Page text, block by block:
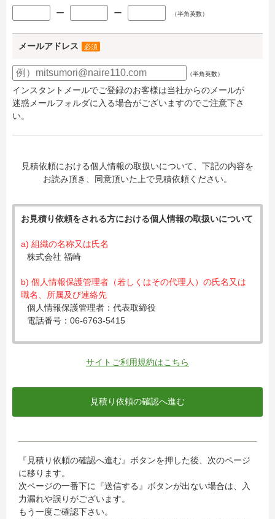
ー ー （半角英数）
メールアドレス 必須
（半角英数）
インスタントメールでご登録のお客様は当社からのメールが
迷惑メールフォルダに入る場合がございますのでご注意下さ
い。
見積依頼における個人情報の取扱いについて、下記の内容を
お読み頂き、同意頂いた上で見積依頼ください。
お見積り依頼をされる方における個人情報の取扱いについて
a) 組織の名称又は氏名
株式会社 福崎
b) 個人情報保護管理者（若しくはその代理人）の氏名又は
職名、所属及び連絡先
個人情報保護管理者：代表取締役
電話番号：06-6763-5415
c) 個人情報の利用目的
入力された個人情報は、お見積り依頼への対応のために利
d) 個人情報の第三者提供について
当社がお客様から収集した以下の個人情報等は、カード発
行会社が行う不正利用検知・防止のために、お客様が利用
されているカード発行会社へ提供させていただきます。(氏
名、電話番号、email アドレス、インターネット利用環境
に関する情報等)
サイトご利用規約はこちら
『見積り依頼の確認へ進む』ボタンを押した後、次のページ
に移ります。
次ページの一番下に『送信する』ボタンが出ない場合は、入
力漏れや誤りがございます。
もう一度ご確認下さい。